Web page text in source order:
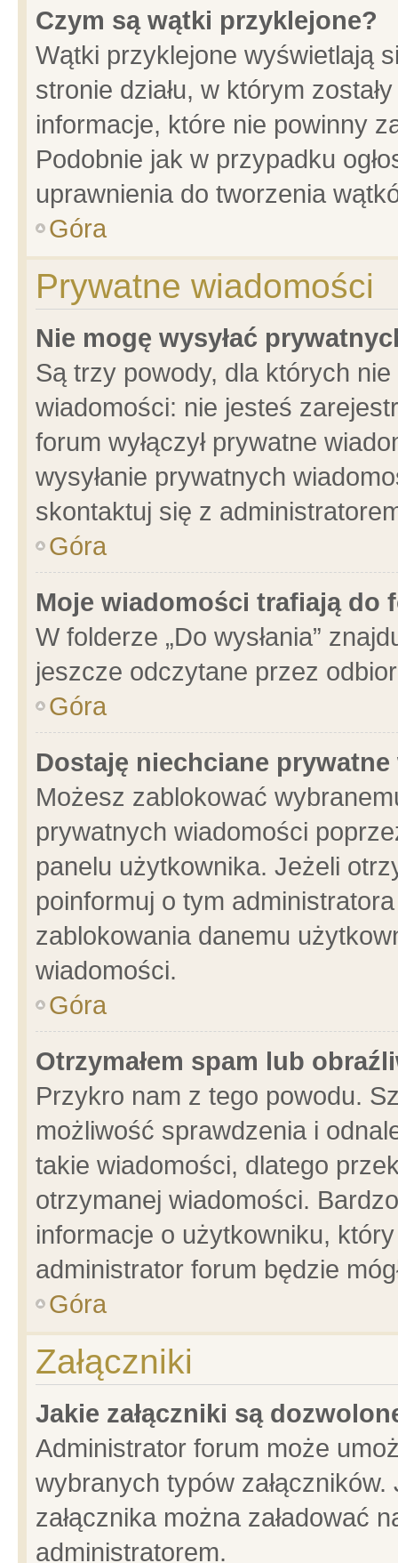
Czym są wątki przyklejone?
Wątki przyklejone wyświetlają
stronie działu, w którym
informacje, które nie powinny
Podobnie jak w przypadku
uprawnienia do tworzenia
Góra
Prywatne wiadomości
Nie mogę wysyłać
Są trzy powody, dla których
wiadomości: nie jesteś
forum wyłączył prywatne
wysyłanie prywatnych
skontaktuj się z
Góra
Moje wiadomości trafiają do
W folderze „Do wysłania”
jeszcze odczytane przez
Góra
Dostaję niechciane
Możesz zablokować
prywatnych wiadomości
panelu użytkownika. Jeżeli
poinformuj o tym
zablokowania danemu
wiadomości.
Góra
Otrzymałem spam lub
Przykro nam z tego powodu.
możliwość sprawdzenia i
takie wiadomości, dlatego
otrzymanej wiadomości.
informacje o użytkowniku,
administrator forum będzie
Góra
Załączniki
Jakie załączniki są
Administrator forum może
wybranych typów
załącznika można załadować
administratorem.